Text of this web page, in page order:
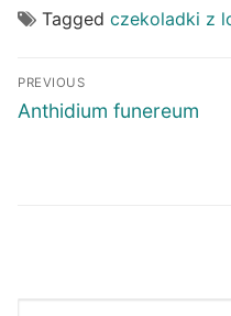
Tagged czekoladki z
Post
navigation
PREVIOUS
Previous
Anthidium funereum